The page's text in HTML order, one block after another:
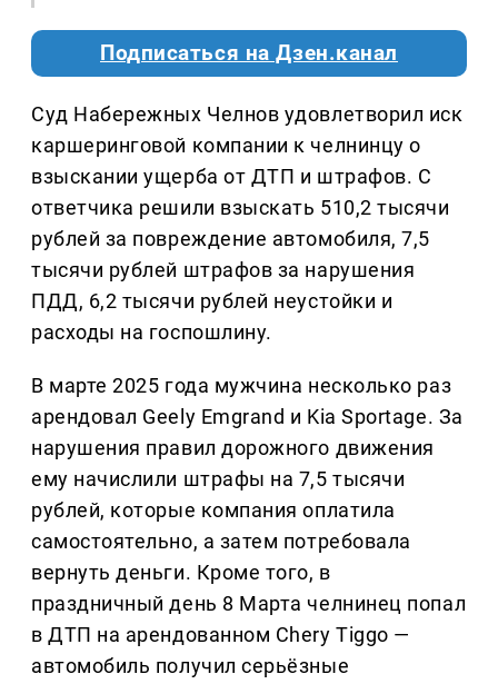
Подписаться на Дзен.канал
Суд Набережных Челнов удовлетворил иск
каршеринговой компании к челнинцу о
взыскании ущерба от ДТП и штрафов. С
ответчика решили взыскать 510,2 тысячи
рублей за повреждение автомобиля, 7,5
тысячи рублей штрафов за нарушения
ПДД, 6,2 тысячи рублей неустойки и
расходы на госпошлину.
В марте 2025 года мужчина несколько раз
арендовал Geely Emgrand и Kia Sportage. За
нарушения правил дорожного движения
ему начислили штрафы на 7,5 тысячи
рублей, которые компания оплатила
самостоятельно, а затем потребовала
вернуть деньги. Кроме того, в
праздничный день 8 Марта челнинец попал
в ДТП на арендованном Chery Tiggo —
автомобиль получил серьёзные